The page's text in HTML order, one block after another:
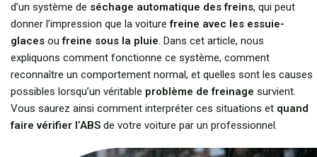
d’un système de séchage automatique des freins, qui peut
donner l’impression que la voiturefreine avec les essuie-
glaces oufreine sous la pluie. Dans cet article, nous
expliquons comment fonctionne ce système, comment
reconnaître un comportement normal, et quelles sont les causes
possibles lorsqu’un véritable problème de freinage survient.
Vous saurez ainsi comment interpréter ces situations et quand
faire vérifier l’ABS de votre voiture par un professionnel.